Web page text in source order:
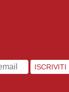
ISCRIVITI